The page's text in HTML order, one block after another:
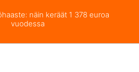
näin keräät 1 378 euroa
vuodessa